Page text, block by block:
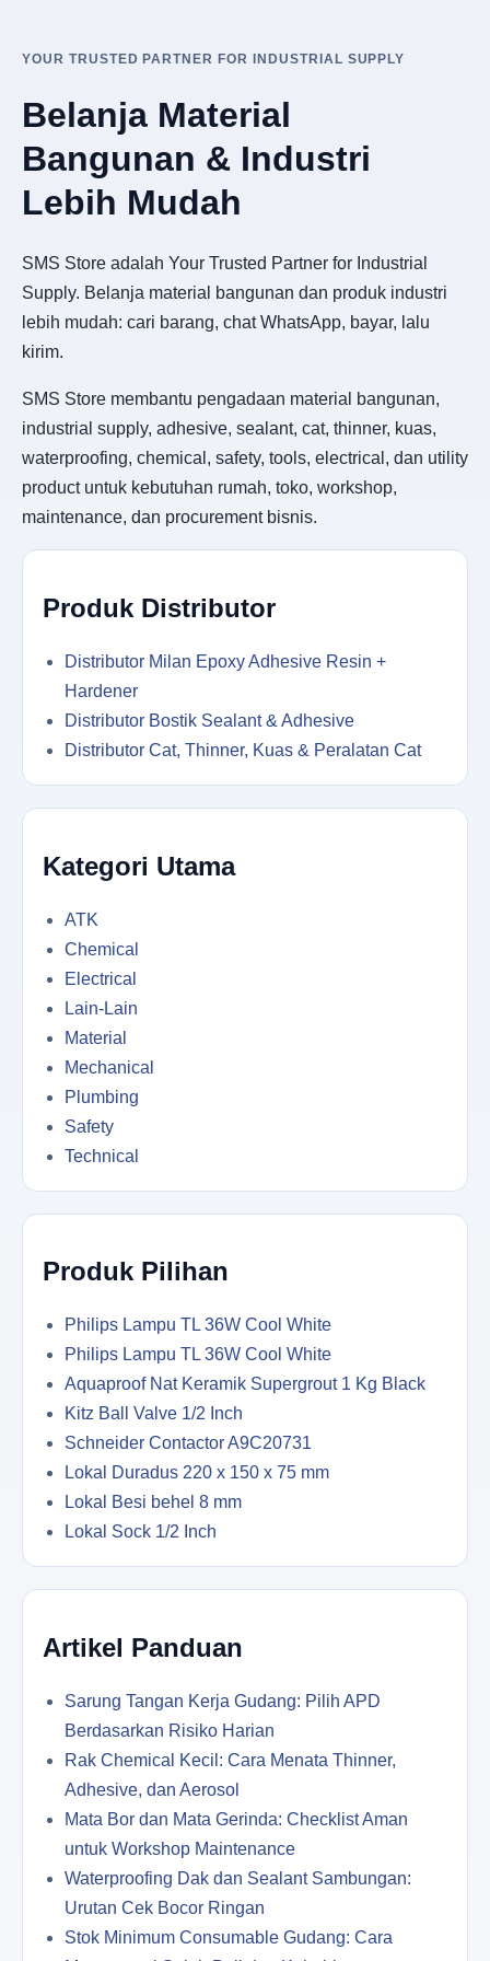
YOUR TRUSTED PARTNER FOR INDUSTRIAL SUPPLY
Belanja Material
Bangunan & Industri
Lebih Mudah
SMS Store adalah Your Trusted Partner for Industrial
Supply. Belanja material bangunan dan produk industri
lebih mudah: cari barang, chat WhatsApp, bayar, lalu
kirim.
SMS Store membantu pengadaan material bangunan,
industrial supply, adhesive, sealant, cat, thinner, kuas,
waterproofing, chemical, safety, tools, electrical, dan utility
product untuk kebutuhan rumah, toko, workshop,
maintenance, dan procurement bisnis.
Produk Distributor
Distributor Milan Epoxy Adhesive Resin +
Hardener
Distributor Bostik Sealant & Adhesive
Distributor Cat, Thinner, Kuas & Peralatan Cat
Kategori Utama
ATK
Chemical
Electrical
Lain-Lain
Material
Mechanical
Plumbing
Safety
Technical
Produk Pilihan
Philips Lampu TL 36W Cool White
Philips Lampu TL 36W Cool White
Aquaproof Nat Keramik Supergrout 1 Kg Black
Kitz Ball Valve 1/2 Inch
Schneider Contactor A9C20731
Lokal Duradus 220 x 150 x 75 mm
Lokal Besi behel 8 mm
Lokal Sock 1/2 Inch
Artikel Panduan
Sarung Tangan Kerja Gudang: Pilih APD
Berdasarkan Risiko Harian
Rak Chemical Kecil: Cara Menata Thinner,
Adhesive, dan Aerosol
Mata Bor dan Mata Gerinda: Checklist Aman
untuk Workshop Maintenance
Waterproofing Dak dan Sealant Sambungan:
Urutan Cek Bocor Ringan
Stok Minimum Consumable Gudang: Cara